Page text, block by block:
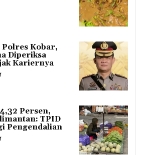
Kobar,
Diperiksa
Kariernya
Persen,
TPID
Pengendalian